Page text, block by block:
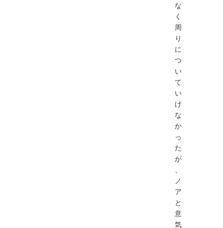
な
く
周
り
に
つ
い
て
い
け
な
か
っ
た
が
ノ
ア
と
意
気